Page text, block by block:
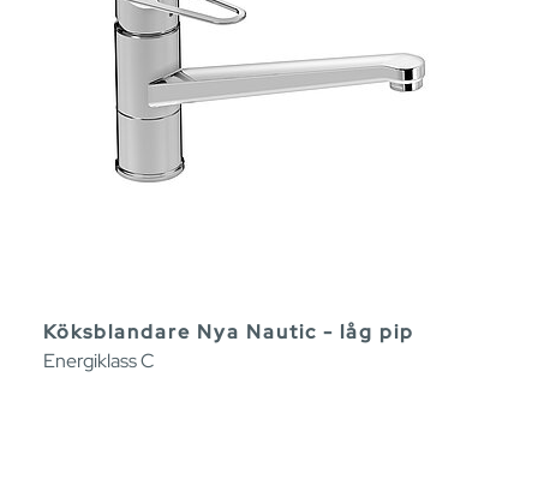
Köksblandare Nya Nautic - låg pip
Energiklass C